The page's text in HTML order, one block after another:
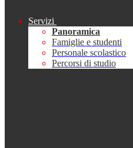
Servizi
Panoramica
Famiglie e studenti
Personale scolastico
Percorsi di studio